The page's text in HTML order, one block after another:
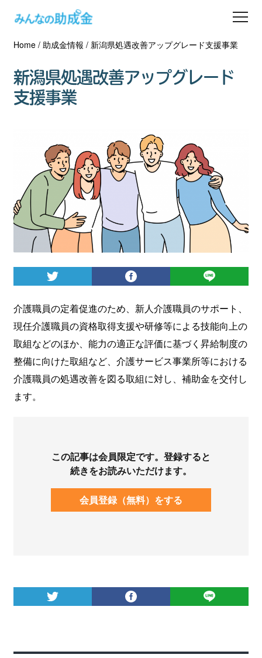
助成金を探す
士業の方へ
専門家一覧
ダウンロード
会員登録
ログイン
Home/ 助成金情報 / 新潟県処遇改善アップグレード支援事業
新潟県処遇改善アップグレード
支援事業
介護職員の定着促進のため、新人介護職員のサポート、
現任介護職員の資格取得支援や研修等による技能向上の
取組などのほか、能力の適正な評価に基づく昇給制度の
整備に向けた取組など、介護サービス事業所等における
介護職員の処遇改善を図る取組に対し、補助金を交付し
ます。
この記事は会員限定です。登録すると
続きをお読みいただけます。
会員登録（無料）をする